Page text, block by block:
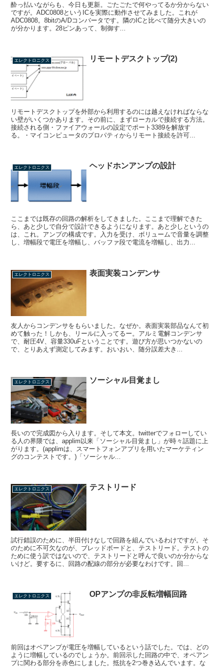
酔っ払いながらも、今日も更新。ごたごたで何やってるか分からない
ですが。ADC0808というICを実際に動作させてみました。これが
ADC0808。8bitのA/Dコンバータです。隣のICと比べて随分大きいの
が分かります。28ピンあって、制御す...
エレクトロニクス リモートデスクトップ(2)
リモートデスクトップを外部から利用するのには越えなければならな
い壁がいくつかあります。その前に、まずローカルで接続する方法。
接続される側・ファイアウォールの設定でポート3389を解放す
る。・マイコンピュータのプロパティからリモート接続を許可...
エレクトロニクス ヘッドホンアンプの設計
ここまでは既存の回路の解析をしてきました。ここまで理解できた
ら、あと少しで自分で設計できるようになります。あと少しというの
は、これ。アンプの構成です。入力を受け、ボリュームで音量を調整
し、増幅段で電圧を増幅し、バッファ段で電流を増幅し、出力...
エレクトロニクス 表面実装コンデンサ
友人からコンデンサをもらいました。なぜか。表面実装部品なんて初
めて触った！しかも、リールに入ってるー。アルミ電解コンデンサ
で、耐圧4V、容量330uFということです。遊び方が思いつかないの
で、とりあえず測定してみます。おいおい、随分誤差大き...
エレクトロニクス ソーシャル目覚まし
長いので完成図から入ります。そして本文。twitterでフォローしてい
る人の界隈では、applim以来「ソーシャル目覚まし」が時々話題に上
がります。(applimは、スマートフォンアプリを用いたマーケティン
グのコンテストです。)「ソーシャル...
エレクトロニクス テストリード
試行錯誤のために、半田付けなしで回路を組んでいるわけですが。そ
のために不可欠なのが、ブレッドボードと、テストリード。テストの
ために使う訳ではないので、テストリードと呼んで良いのか分からな
いけど。要するに、回路の配線の部分が必要なわけです。回...
エレクトロニクス OPアンプの非反転増幅回路
前回はオペアンプが電圧を増幅しているという話でした。では、どの
ように増幅しているのでしょうか。前回示した回路の中で、オペアン
プに関わる部分を赤色にしました。抵抗を2つ巻き込んでいます。な